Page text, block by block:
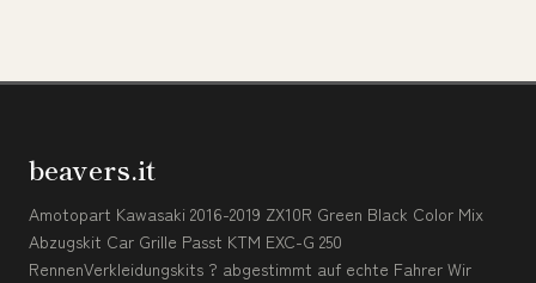
beavers.it
Amotopart Kawasaki 2016-2019 ZX10R Green Black Color Mix
Abzugskit Car Grille Passt KTM EXC-G 250
RennenVerkleidungskits ? abgestimmt auf echte Fahrer Wir